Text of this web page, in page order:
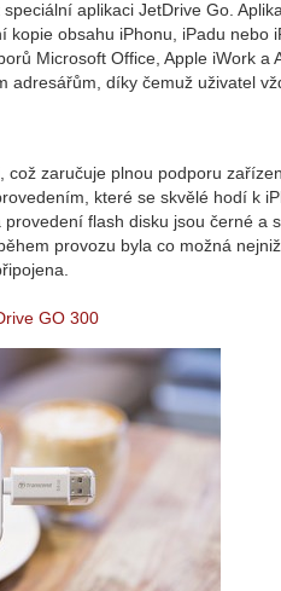
aplikaci JetDrive Go.
obsahu iPhonu, iPadu nebo
Microsoft Office, Apple iWork a
díky čemuž uživatel
zaručuje plnou podporu
které se skvělé hodí k
flash disku jsou černé a
provozu byla co možná
GO 300